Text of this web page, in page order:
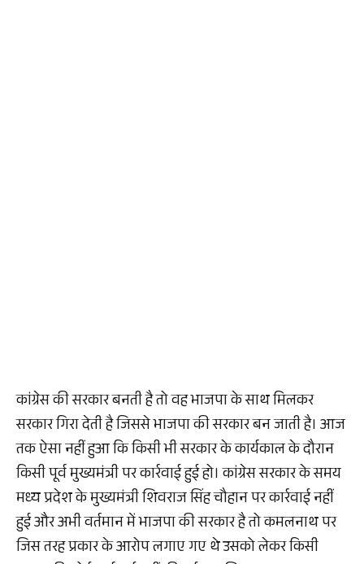
कांग्रेस की सरकार बनती है तो वह भाजपा के साथ मिलकर
सरकार गिरा देती है जिससे भाजपा की सरकार बन जाती है। आज
तक ऐसा नहीं हुआ कि किसी भी सरकार के कार्यकाल के दौरान
किसी पूर्व मुख्यमंत्री पर कार्रवाई हुई हो। कांग्रेस सरकार के समय
मध्य प्रदेश के मुख्यमंत्री शिवराज सिंह चौहान पर कार्रवाई नहीं
हुई और अभी वर्तमान में भाजपा की सरकार है तो कमलनाथ पर
जिस तरह प्रकार के आरोप लगाए गए थे उसको लेकर किसी